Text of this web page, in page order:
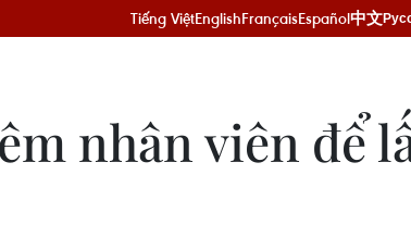
Tiếng ViệtEnglishFrançaisEspañol中文
nhân viên để